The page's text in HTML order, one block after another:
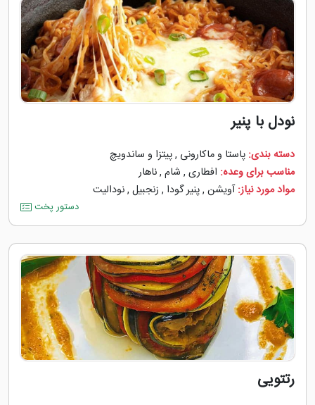
نودل با پنیر
دسته بندی: پاستا و ماکارونی ,پیتزا و ساندویچ
مناسب برای وعده: افطاری , شام ,ناهار
مواد مورد نیاز: آویشن ,پنیر گودا , زنجبیل ,نودالیت
دستور پخت
رتتویی